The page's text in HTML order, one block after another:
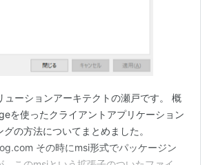
ューションアーキテクトの瀬戸です。 概
を使ったクライアントアプリケーション
の方法についてまとめました。
その時にmsi形式でパッケージン